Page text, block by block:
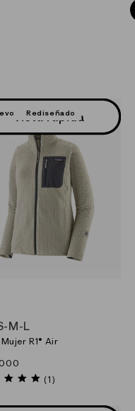
Rediseñado
Vista rápida
-M-L
R1® Air
5.0
rating
(1)